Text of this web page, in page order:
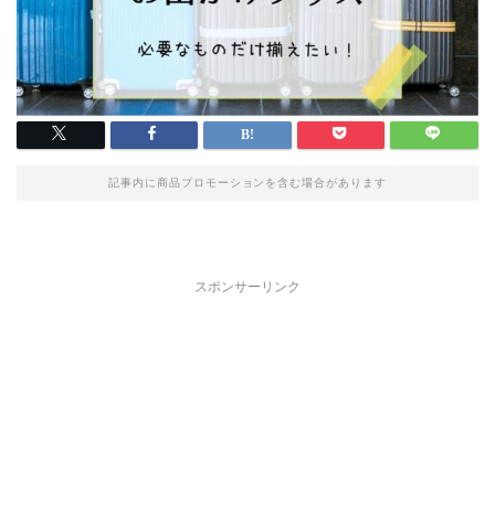
記事内に商品プロモーションを含む場合があります
スポンサーリンク